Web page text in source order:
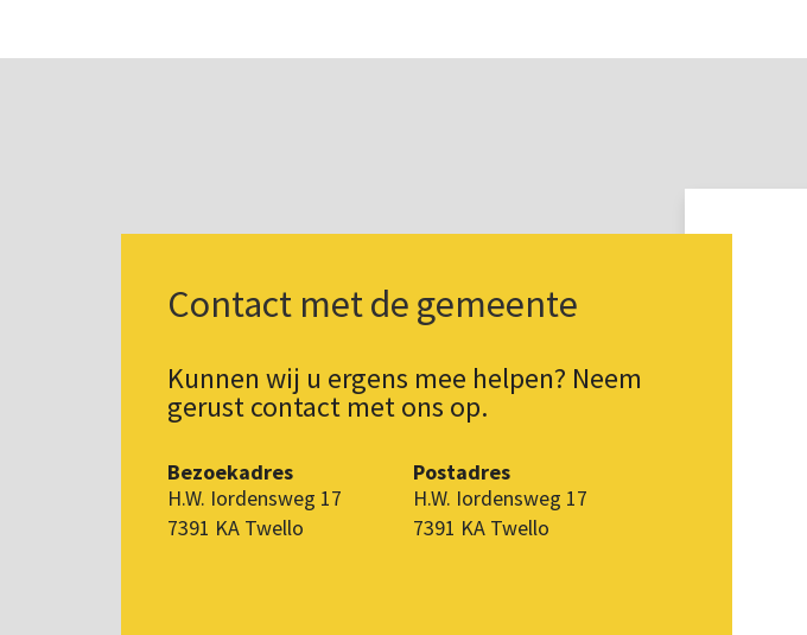
Contact met de gemeente
Kunnen wij u ergens mee helpen? Neem
gerust contact met ons op.
Bezoekadres
H.W. Iordensweg 17
7391 KA Twello
Postadres
H.W. Iordensweg 17
7391 KA Twello